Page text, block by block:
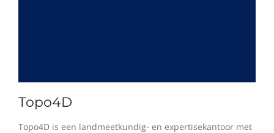
Topo4D
Topo4D is een landmeetkundig- en expertisekantoor met